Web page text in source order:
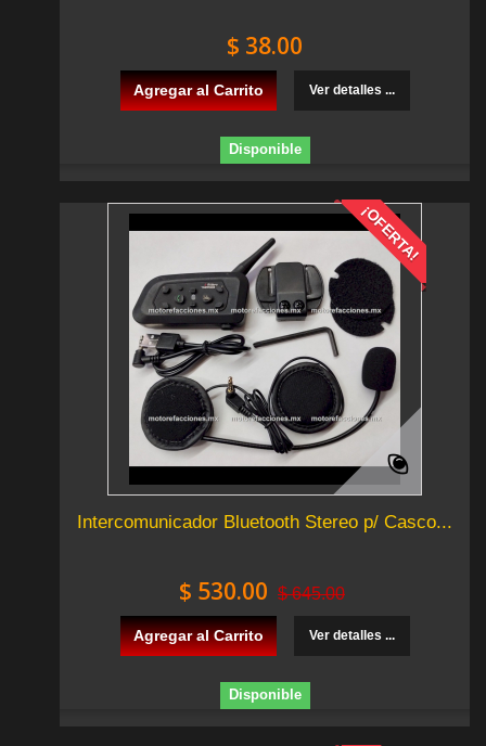
$ 38.00
Agregar al Carrito Ver detalles ...
Disponible
¡OFERTA!
Intercomunicador Bluetooth Stereo p/ Casco...
$ 530.00 $ 645.00
Agregar al Carrito Ver detalles ...
Disponible